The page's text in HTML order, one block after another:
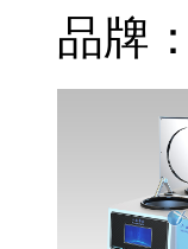
品牌